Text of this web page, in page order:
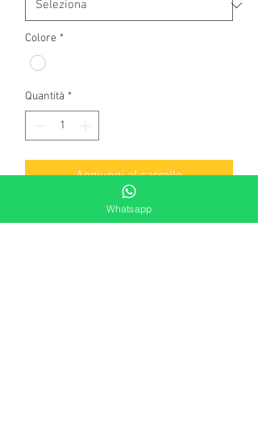
Colore *
Quantità *
Aggiungi al carrello
Bracciale di perle giapponesi con
Whatsapp